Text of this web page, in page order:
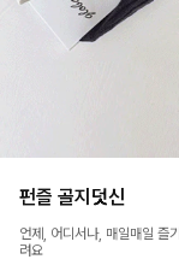
펀즐 골지덧신
언제, 어디서나, 매일매일 즐
려요